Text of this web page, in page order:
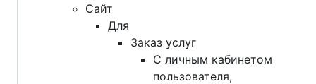
Сайт
Для
Заказ услуг
С личным кабинетом
пользователя,